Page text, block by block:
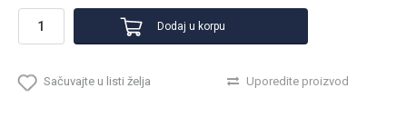
Dodaj u korpu
Sačuvajte u listi želja Uporedite proizvod